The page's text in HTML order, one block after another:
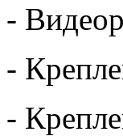
-
-
-